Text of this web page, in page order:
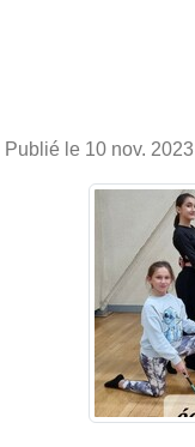
Publié le 10 nov. 2023